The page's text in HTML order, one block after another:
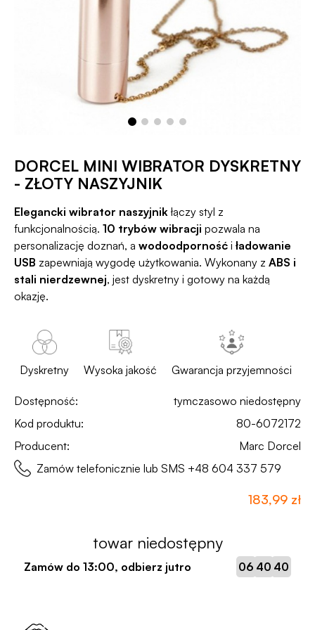
DORCEL MINI WIBRATOR DYSKRETNY
- ZŁOTY NASZYJNIK
Elegancki wibrator naszyjnikłączy styl z
funkcjonalnością. 10 trybów wibracji pozwala na
personalizację doznań, a wodoodporność i ładowanie
USB zapewniają wygodę użytkowania. Wykonany z ABS i
stali nierdzewnej, jest dyskretny i gotowy na każdą
okazję.
Dyskretny Wysoka jakość Gwarancja przyjemności
Dostępność:
tymczasowo niedostępny
Kod produktu:
80-6072172
Producent:
Marc Dorcel
Zamów telefonicznie lub SMS +48 604 337 579
183,99 zł
towar niedostępny
Zamów do 13:00, odbierz jutro 06 40 40